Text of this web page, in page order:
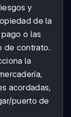
y
de la
o las
de contrato.
la
acordadas,
puerto de